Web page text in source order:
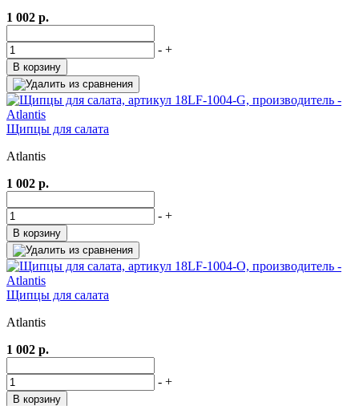
1 002 р.
- +
В корзину
Щипцы для салата
Atlantis
1 002 р.
- +
В корзину
Щипцы для салата
Atlantis
1 002 р.
- +
В корзину